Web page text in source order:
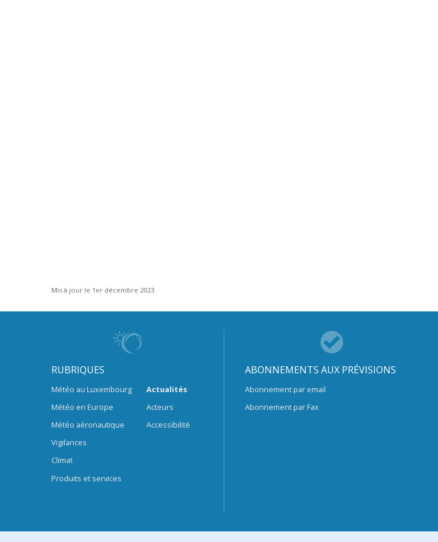
Mis à jour le 1er décembre 2023
RUBRIQUES
Météo au Luxembourg
Météo en Europe
Météo aéronautique
Vigilances
Climat
Produits et services
Actualités
Acteurs
Accessibilité
ABONNEMENTS AUX PRÉVISIONS
Abonnement par email
Abonnement par Fax